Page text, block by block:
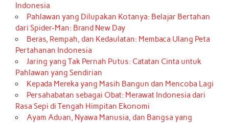
Indonesia
Pahlawan yang Dilupakan Kotanya: Belajar Bertahan
dari Spider-Man: Brand New Day
Beras, Rempah, dan Kedaulatan: Membaca Ulang Peta
Pertahanan Indonesia
Jaring yang Tak Pernah Putus: Catatan Cinta untuk
Pahlawan yang Sendirian
Kepada Mereka yang Masih Bangun dan Mencoba Lagi
Persahabatan sebagai Obat: Merawat Indonesia dari
Rasa Sepi di Tengah Himpitan Ekonomi
Ayam Aduan, Nyawa Manusia, dan Bangsa yang